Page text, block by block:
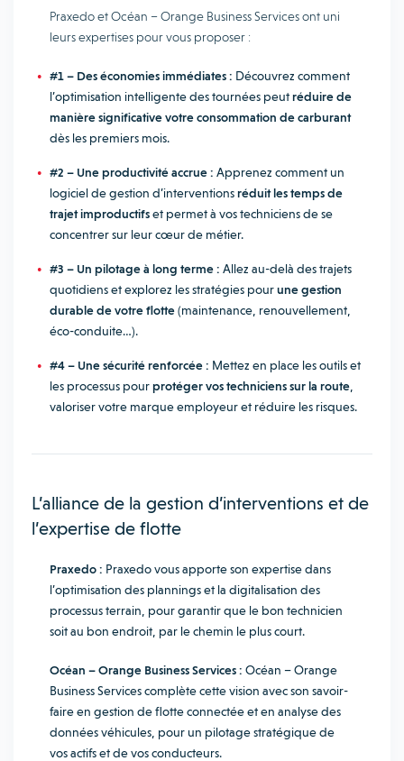
Praxedo et Océan – Orange Business Services ont uni
leurs expertises pour vous proposer :
#1 – Des économies immédiates : Découvrez comment
l’optimisation intelligente des tournées peutréduire de
manière significative votre consommation de carburant
dès les premiers mois.
#2 – Une productivité accrue : Apprenez comment un
logiciel de gestion d’interventionsréduit les temps de
trajet improductifset permet à vos techniciens de se
concentrer sur leur cœur de métier.
#3 – Un pilotage à long terme : Allez au-delà des trajets
quotidiens et explorez les stratégies pourune gestion
durable de votre flotte(maintenance, renouvellement,
éco-conduite…).
#4 – Une sécurité renforcée : Mettez en place les outils et
les processus pourprotéger vos techniciens sur la route
valoriser votre marque employeur et réduire les risques.
L’alliance de la gestion d’interventions et de
l’expertise de flotte
Praxedo : Praxedo vous apporte son expertise dans
l’optimisation des plannings et la digitalisation des
processus terrain, pour garantir que le bon technicien
soit au bon endroit, par le chemin le plus court.
Océan – Orange Business Services : Océan – Orange
Business Services complète cette vision avec son savoir-
faire en gestion de flotte connectée et en analyse des
données véhicules, pour un pilotage stratégique de
vos actifs et de vos conducteurs.